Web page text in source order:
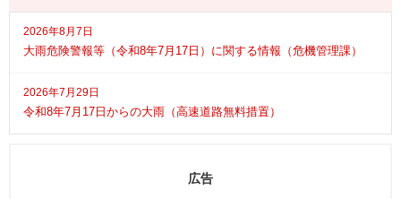
2026年8月7日
大雨危険警報等（令和8年7月17日）に関する情報（危機管理課）
2026年7月29日
令和8年7月17日からの大雨（高速道路無料措置）
広告